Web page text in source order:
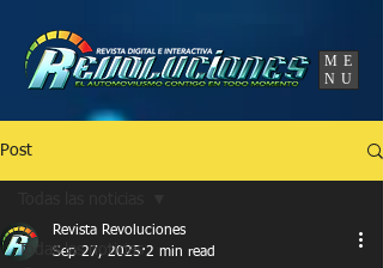
ME
NU
Post
Todas las noticias
Revista Revoluciones
Sep 27, 2025 2 min read